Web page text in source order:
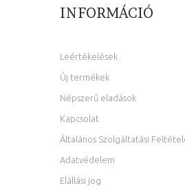
INFORMÁCIÓ
Leértékelések
Új termékek
Népszerű eladások
Kapcsolat
Általános Szolgáltatási
Adatvédelem
Elállási jog